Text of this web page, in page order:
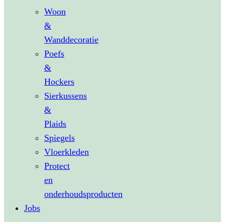
Woon
&
Wanddecoratie
Poefs
&
Hockers
Sierkussens
&
Plaids
Spiegels
Vloerkleden
Protect
en
onderhoudsproducten
Jobs